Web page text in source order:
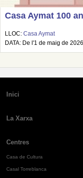
Casa Aymat 100
LLOC: Casa Aymat
DATA: De l'1 de maig de
Inici
La Xarxa
Centres
Casa de Cultura
Casal Torreblanca